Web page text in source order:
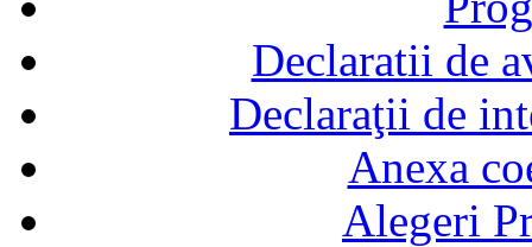
Declaratii de
Declaraţii de
Anexa
Alegeri